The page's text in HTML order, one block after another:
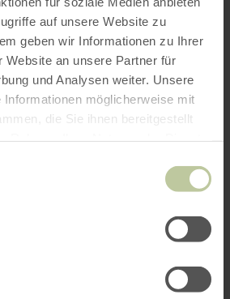
auf unsere Website zu
geben wir Informationen zu Ihrer
Website an unsere Partner für
und Analysen weiter. Unsere
Informationen möglicherweise mit
die Sie ihnen bereitgestellt
: embarcadère d'Einruhr